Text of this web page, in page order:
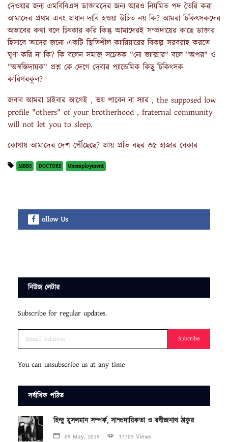
দেওয়ার জন্য এমবিবিএস ডাক্তারদের জন্য আরও নিয়মিত পদ তৈরি করা
আমাদের প্রথম এবং প্রধান দাবি হওয়া উচিত নয় কি? আমরা চিকিৎসকদের
অভাবের কথা বলে চিৎকার করি কিন্তু আমাদেরই সম্প্রদায়ের কাছে ডাক্তার
হিসাবে তাদের জন্যে একটি স্থিতিশীল ক্যারিয়ারের বিকল্প সরবরাহ করতে
ঘৃণা করি না কি? কি বলেন‌ সমাজ সচেতক "নো ভ্যাক্সার" বলে "অপর" ও
"অস্বস্তিদায়ক" প্রশ্ন কে দেগে দেবার প্যান্ডেমিক কিছু চিকিৎসক
কারিগরকূল?
জবাব আমরা চাইবার আগেই , ভয় পাবেন না স্যার , the supposed low
profile "others" of your brotherhood , fraternal community
will not let you to sleep.
কোথায় আমাদের দেশ পৌঁছেছে? প্রায় প্রতি বছর ৩৫ হাজার বেকার
MBBS DOCTORS Unemployment
ollow Us
নিউজ লেটার
Subscribe for regular updates.
Subcribe
You can unsubscribe us at any time
সর্বাধিক পঠিত
হিন্দু মুসলমান সম্পর্ক, সাম্প্রদায়িকতা ও রবীন্দ্রনাথ ঠাকুর
09 May, 2019 37705 Views